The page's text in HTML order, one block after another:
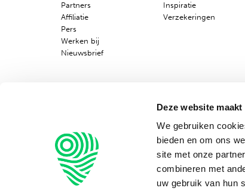
Deze website
We gebruiken
bieden en om ons
site met onze
combineren met
uw gebruik van hun
Partners
Affiliatie
Pers
Werken bij
Nieuwsbrief
Inspiratie
Verzekeringen